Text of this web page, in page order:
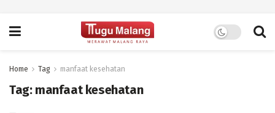
Home Tag manfaat kesehatan
Tag: manfaat kesehatan